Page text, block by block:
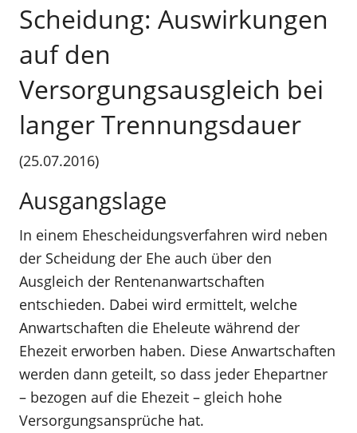
Scheidung: Auswirkungen
auf den
Versorgungsausgleich bei
langer Trennungsdauer
(25.07.2016)
Ausgangslage
In einem Ehescheidungsverfahren wird neben
der Scheidung der Ehe auch über den
Ausgleich der Rentenanwartschaften
entschieden. Dabei wird ermittelt, welche
Anwartschaften die Eheleute während der
Ehezeit erworben haben. Diese Anwartschaften
werden dann geteilt, so dass jeder Ehepartner
– bezogen auf die Ehezeit – gleich hohe
Versorgungsansprüche hat.